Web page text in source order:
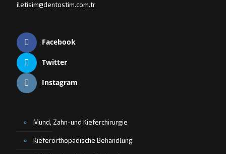
iletisim@dentostim.com.tr
Facebook
Twitter
Instagram
Mund, Zahn-und Kieferchirurgie
Kieferorthopädische Behandlung